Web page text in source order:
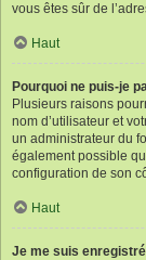
vous êtes sûr de
Haut
Pourquoi ne puis-je
Plusieurs raisons
nom d’utilisateur et
un administrateur du
également possible
configuration de son
Haut
Je me suis